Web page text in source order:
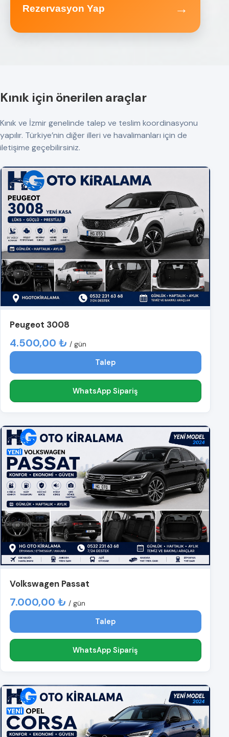
Rezervasyon Yap →
Kınık için önerilen araçlar
Kınık ve İzmir genelinde talep ve teslim koordinasyonu
yapılır. Türkiye’nin diğer illeri ve havalimanları için de
iletişime geçebilirsiniz.
Peugeot 3008
4.500,00 ₺ / gün
Talep
WhatsApp Sipariş
Volkswagen Passat
7.000,00 ₺ / gün
Talep
WhatsApp Sipariş